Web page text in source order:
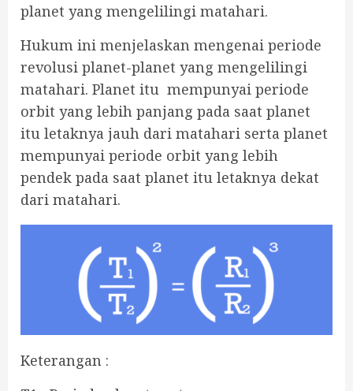
planet yang mengelilingi matahari.
Hukum ini menjelaskan mengenai periode
revolusi planet-planet yang mengelilingi
matahari. Planet itu mempunyai periode
orbit yang lebih panjang pada saat planet
itu letaknya jauh dari matahari serta planet
mempunyai periode orbit yang lebih
pendek pada saat planet itu letaknya dekat
dari matahari.
Keterangan :